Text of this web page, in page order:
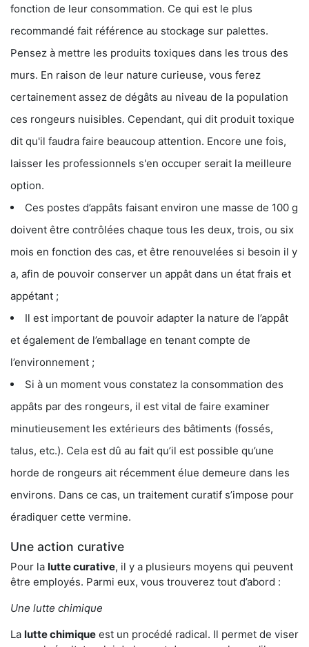
fonction de leur consommation. Ce qui est le plus
recommandé fait référence au stockage sur palettes.
Pensez à mettre les produits toxiques dans les trous des
murs. En raison de leur nature curieuse, vous ferez
certainement assez de dégâts au niveau de la population
ces rongeurs nuisibles. Cependant, qui dit produit toxique
dit qu'il faudra faire beaucoup attention. Encore une fois,
laisser les professionnels s'en occuper serait la meilleure
option.
Ces postes d’appâts faisant environ une masse de 100 g
doivent être contrôlées chaque tous les deux, trois, ou six
mois en fonction des cas, et être renouvelées si besoin il y
a, afin de pouvoir conserver un appât dans un état frais et
appétant ;
Il est important de pouvoir adapter la nature de l’appât
et également de l’emballage en tenant compte de
l’environnement ;
Si à un moment vous constatez la consommation des
appâts par des rongeurs, il est vital de faire examiner
minutieusement les extérieurs des bâtiments (fossés,
talus, etc.). Cela est dû au fait qu’il est possible qu’une
horde de rongeurs ait récemment élue demeure dans les
environs. Dans ce cas, un traitement curatif s’impose pour
éradiquer cette vermine.
Une action curative
Pour la lutte curative, il y a plusieurs moyens qui peuvent
être employés. Parmi eux, vous trouverez tout d’abord :
Une lutte chimique
La lutte chimique est un procédé radical. Il permet de viser